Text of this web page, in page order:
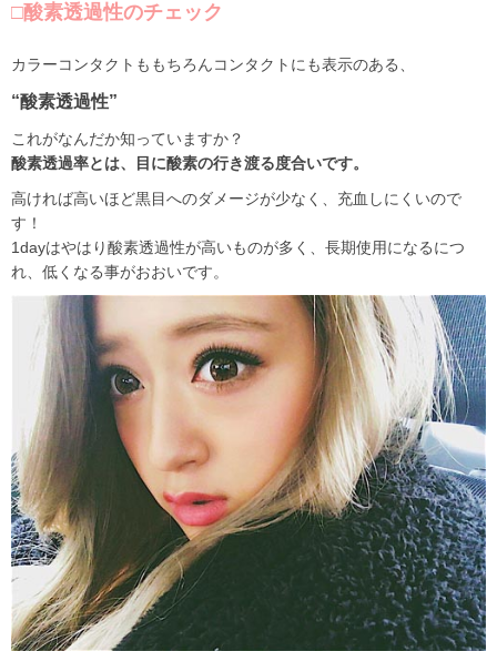
□酸素透過性のチェック
カラーコンタクトももちろんコンタクトにも表示のある、
“酸素透過性”
これがなんだか知っていますか？
酸素透過率とは、目に酸素の行き渡る度合いです。
高ければ高いほど黒目へのダメージが少なく、充血しにくいので
す！
1dayはやはり酸素透過性が高いものが多く、長期使用になるにつ
れ、低くなる事がおおいです。